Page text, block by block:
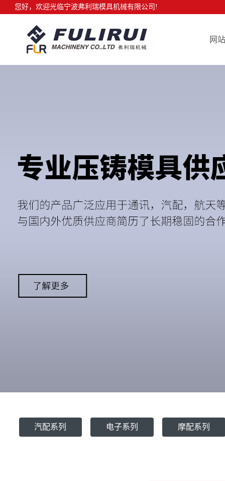
您好，欢迎光临宁波弗利瑞模具机械有限公司!
网
汽配系列 电子系列 摩配系列